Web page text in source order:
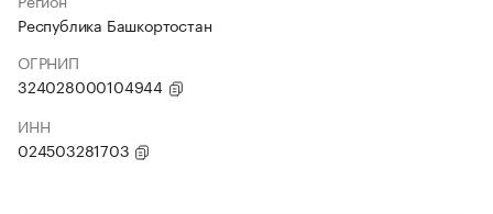
Республика Башкортостан
ОГРНИП
324028000104944
ИНН
024503281703